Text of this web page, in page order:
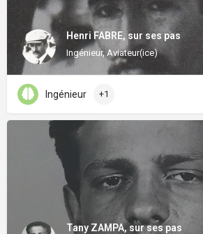
Henri FABRE, sur ses pas
Ingénieur, Aviateur(ice)
Ingénieur +1
Tany ZAMPA, sur ses pas